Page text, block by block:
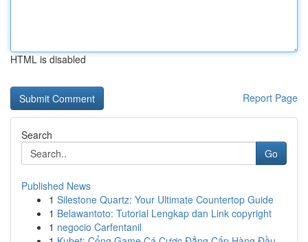
HTML is disabled
Report Page
Search
Go
Published News
1 Silestone Quartz: Your Ultimate Countertop Guide
1 Belawantoto: Tutorial Lengkap dan Link copyright
1 negocio Carfentanil